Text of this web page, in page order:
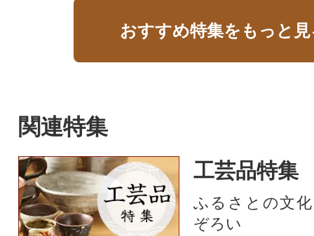
おすすめ特集をもっと
関連特集
工芸品特集
ふるさとの文
ぞろい